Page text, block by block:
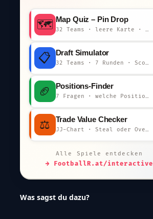
🗺️ Map Quiz – Pin Drop
32 Teams · leere Karte · km-Wertung
📋 Draft Simulator
32 Teams · 7 Runden · Scout-Kommentar
🏈 Positions-Finder
7 Fragen · welche Position bist du?
⚖️ Trade Value Checker
JJ-Chart · Steal oder Overpay?
Alle Spiele entdecken
→ FootballR.at/interactive
Was sagst du dazu?